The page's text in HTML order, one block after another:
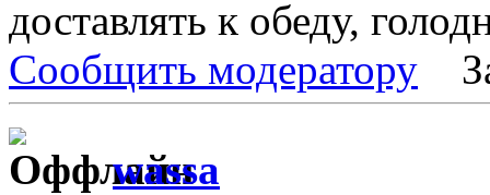
доставлять к обеду,
Сообщить модератору
wassa